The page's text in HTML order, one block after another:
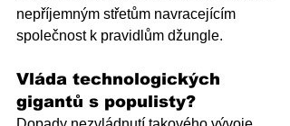
nepříjemným střetům navracejícím
společnost k pravidlům džungle.
Vláda technologických
gigantů s populisty?